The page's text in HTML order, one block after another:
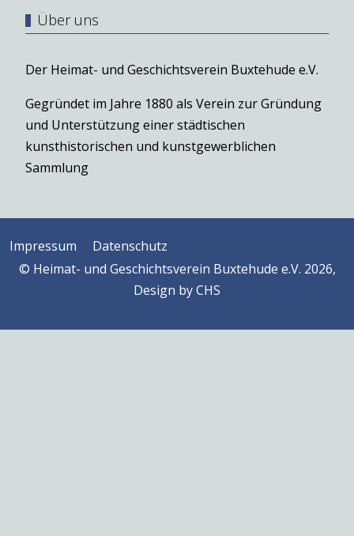
Über uns
Der Heimat- und Geschichtsverein Buxtehude e.V.
Gegründet im Jahre 1880 als Verein zur Gründung
und Unterstützung einer städtischen
kunsthistorischen und kunstgewerblichen
Sammlung
Impressum
Datenschutz
© Heimat- und Geschichtsverein Buxtehude e.V. 2026,
Design byCHS